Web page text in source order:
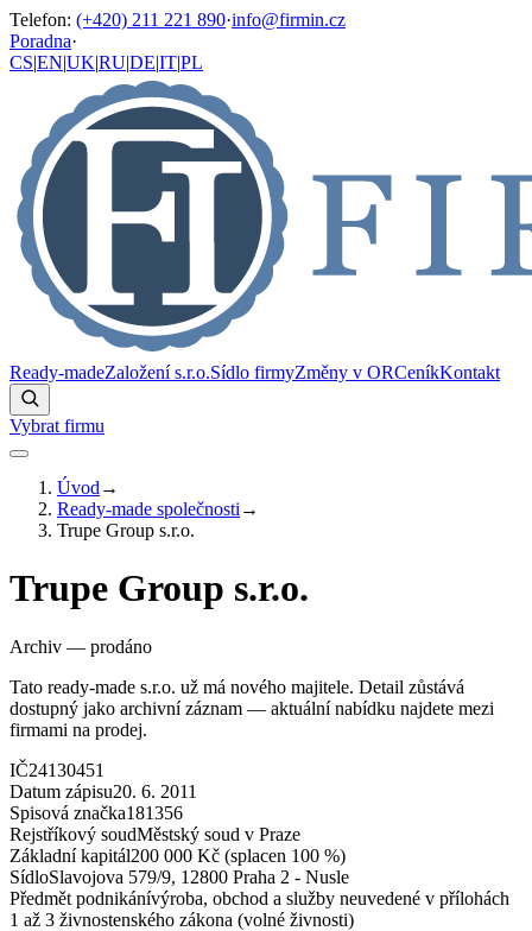
Telefon: (+420) 211 221 890·info@firmin.cz
Poradna·
CS|EN|UK|RU|DE|IT|PL
Ready-madeZaložení s.r.o.Sídlo firmyZměny v ORCeníkKontakt
Vybrat firmu
Úvod →
Ready-made společnosti →
Trupe Group s.r.o.
Trupe Group s.r.o.
Archiv — prodáno
Tato ready-made s.r.o. už má nového majitele. Detail zůstává
dostupný jako archivní záznam — aktuální nabídku najdete mezi
firmami na prodej.
IČ24130451
Datum zápisu20. 6. 2011
Spisová značka181356
Rejstříkový soudMěstský soud v Praze
Základní kapitál200 000 Kč (splacen 100 %)
SídloSlavojova 579/9, 12800 Praha 2 - Nusle
Předmět podnikánívýroba, obchod a služby neuvedené v přílohách
1 až 3 živnostenského zákona (volné živnosti)